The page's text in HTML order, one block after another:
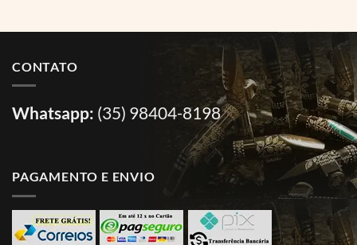
CONTATO
Whatsapp: (35) 98404-8198
PAGAMENTO E ENVIO